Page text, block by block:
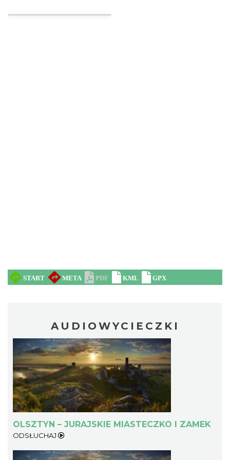
AUDIOWYCIECZKI
OLSZTYN – JURAJSKIE MIASTECZKO I ZAMEK
ODSŁUCHAJ